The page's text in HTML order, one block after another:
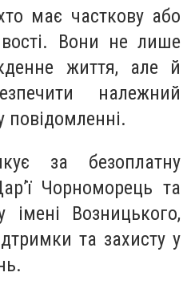
має часткову або
Вони не лише
життя, але й
належний
повідомленні.
за безоплатну
Чорноморець та
імені Возницького,
та захисту у